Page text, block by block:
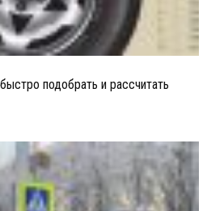
подобрать и рассчитать